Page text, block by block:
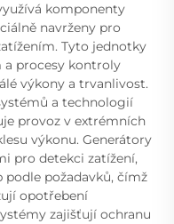
komponenty
navrženy pro
Tyto jednotky
procesy kontroly
výkony a trvanlivost.
a technologií
provoz v extrémních
výkonu. Generátory
pro detekci zatížení,
požadavků, čímž
opotřebení
zajišťují ochranu